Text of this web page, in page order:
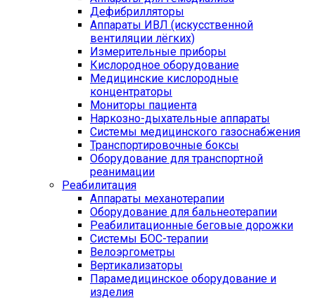
Дефибрилляторы
Аппараты ИВЛ (искусственной
вентиляции лёгких)
Измерительные приборы
Кислородное оборудование
Медицинские кислородные
концентраторы
Мониторы пациента
Наркозно-дыхательные аппараты
Системы медицинского газоснабжения
Транспортировочные боксы
Оборудование для транспортной
реанимации
Реабилитация
Аппараты механотерапии
Оборудование для бальнеотерапии
Реабилитационные беговые дорожки
Системы БОС-терапии
Велоэргометры
Вертикализаторы
Парамедицинское оборудование и
изделия